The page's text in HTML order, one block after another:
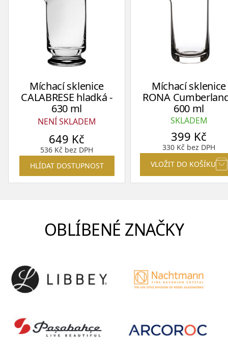
Míchací sklenice
CALABRESE hladká -
630 ml
NENÍ SKLADEM
649 Kč
536 Kč bez DPH
HLÍDAT DOSTUPNOST
Míchací sklenice
RONA
600 ml
SKLADEM
399 Kč
330 Kč bez DPH
VLOŽIT DO KOŠÍKU
OBLÍBENÉ ZNAČKY